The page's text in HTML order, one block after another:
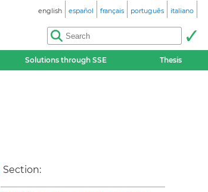
english español français português italiano
Solutions through SSE Thesis
Section: